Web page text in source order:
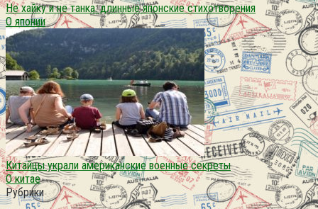
Не хайку и не танка: длинные японские стихотворения
О японии
Китайцы украли американские военные секреты
О китае
Рубрики